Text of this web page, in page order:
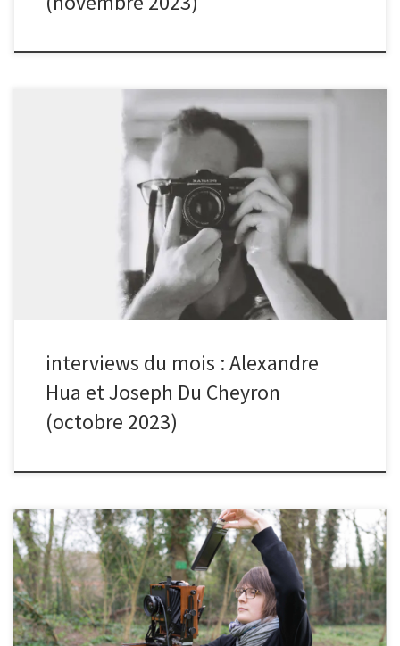
Le mois dernier, les photos d’Alexandre et Joseph sur le thème de
la coupe du monde de rugby ont été élues photos du mois
Bonjour Alexandre, quelle est l’histoire de ta photo ?(cf sélection
du mois d’octobre) « Cette photo a été prise dans les derniers
instant de la sortie photo avec le club à la fanzone place de la
Concorde. J’ai trouvé ce supporter intéressant avec son cigare,
son béret et son kilt. Il était aussi très souriant, chaleureux et ne
demandait qu’à être pris en photo ! » Lire la suite de l’interview
d’Alexandre, lauréat du thème « architecture » au mois […]
interviews du mois : Alexandre
Hua et Joseph Du Cheyron
(octobre 2023)
Le mois dernier, les photos d’Alexandre et Susy ont été
plébiscitées par les membres du club. Bonjour Alexandre, quelle
est l’histoire de ta photo ?(cf sélection du mois de septembre)
« Cette photo a été prise dans les rues de New York pendant mon
voyage photo. La première chose qui a attiré mon regard était le
nombre de chiens dans ces grandes rues américaines. Il y en a